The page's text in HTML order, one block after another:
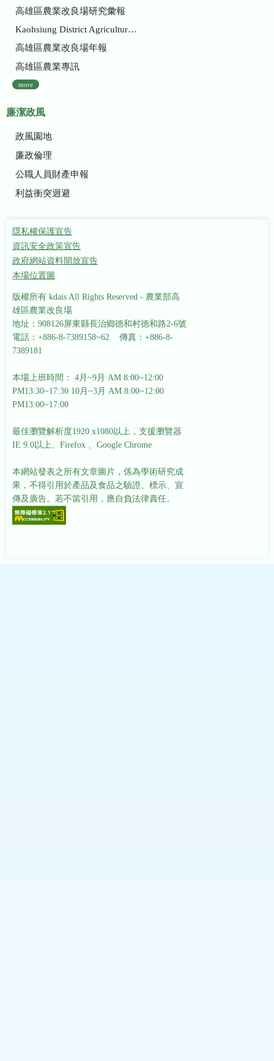
高雄區農業改良場研究彙報
Kaohsiung District Agricultural Research and Extension Station
高雄區農業改良場年報
高雄區農業專訊
more
廉潔政風
政風園地
廉政倫理
公職人員財產申報
利益衝突迴避
隱私權保護宣告
資訊安全政策宣告
政府網站資料開放宣告
本場位置圖
版權所有 kdais All Rights Reserved - 農業部高
雄區農業改良場
地址：908126屏東縣長治鄉德和村德和路2-6號
電話：+886-8-7389158~62 傳真：+886-8-
7389181
本場上班時間： 4月~9月 AM 8:00~12:00
PM13:30~17:30 10月~3月 AM 8:00~12:00
PM13:00~17:00
最佳瀏覽解析度1920 x1080以上，支援瀏覽器
IE 9.0以上、Firefox 、Google Chrome
本網站發表之所有文章圖片，係為學術研究成
果，不得引用於產品及食品之驗證、標示、宣
傳及廣告。若不當引用，應自負法律責任。